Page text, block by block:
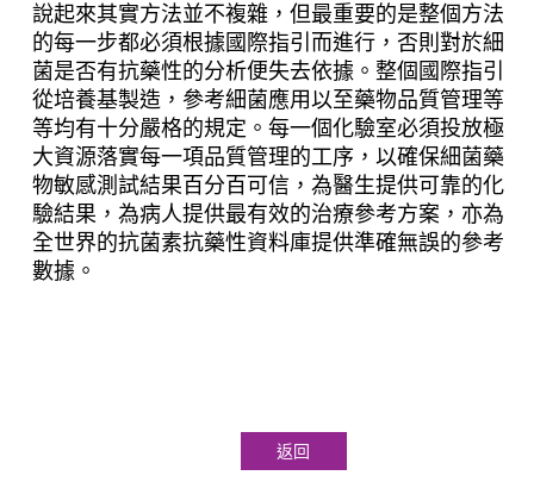
說起來其實方法並不複雜，但最重要的是整個方法
的每一步都必須根據國際指引而進行，否則對於細
菌是否有抗藥性的分析便失去依據。整個國際指引
從培養基製造，參考細菌應用以至藥物品質管理等
等均有十分嚴格的規定。每一個化驗室必須投放極
大資源落實每一項品質管理的工序，以確保細菌藥
物敏感測試結果百分百可信，為醫生提供可靠的化
驗結果，為病人提供最有效的治療參考方案，亦為
全世界的抗菌素抗藥性資料庫提供準確無誤的參考
數據。
返回